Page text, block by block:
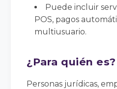
Puede incluir
POS, pagos
multiusuario.
¿Para quién es?
Personas jurídicas,